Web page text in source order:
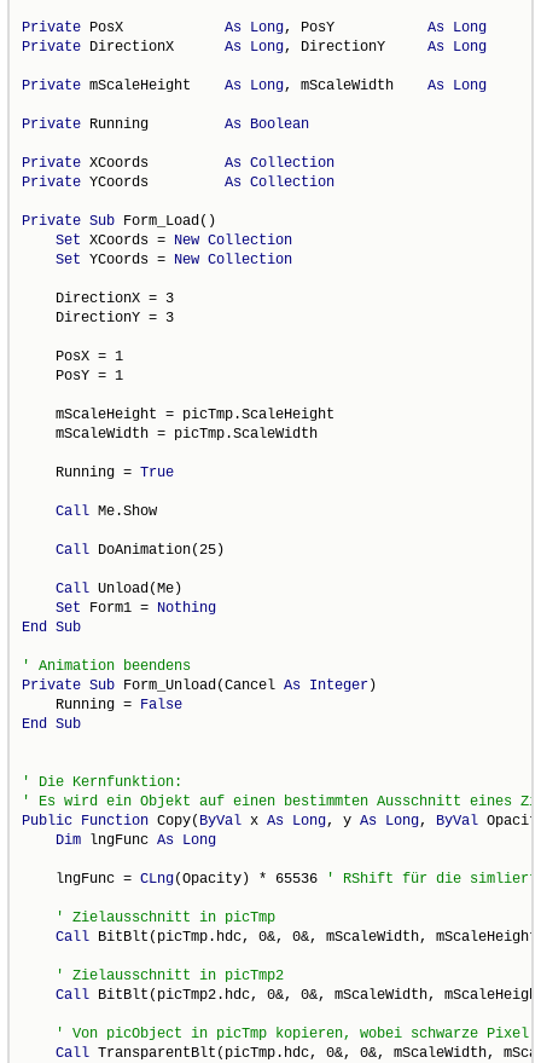
Private PosX As Long, PosY As Long
Private DirectionX As Long, DirectionY As Long
Private mScaleHeight As Long, mScaleWidth As Long
Private Running As Boolean
Private XCoords As Collection
Private YCoords As Collection
Private Sub Form_Load()
Set XCoords = New Collection
Set YCoords = New Collection
    DirectionX = 3
    DirectionY = 3
    PosX = 1
    PosY = 1
    mScaleHeight = picTmp.ScaleHeight
    mScaleWidth = picTmp.ScaleWidth
    Running =
True
Call Me.Show
Call DoAnimation(25)
Call Unload(Me)
Set Form1 = Nothing
End Sub
Private Sub Form_Unload(Cancel As Integer)
    Running =
False
End Sub
Public Function Copy( ByVal x As Long, y As Long, ByVal
Dim lngFunc As Long
    lngFunc =
CLng(Opacity) * 65536
Call BitBlt(picTmp.hdc, 0&, 0&, mScaleWidth,
Call BitBlt(picTmp2.hdc, 0&, 0&, mScaleWidth,
Call TransparentBlt(picTmp.hdc, 0&, 0&, mScaleWidth,